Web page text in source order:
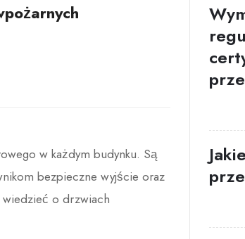
w każdym budynku. Są
bezpieczne wyjście oraz
wiedzieć o drzwiach